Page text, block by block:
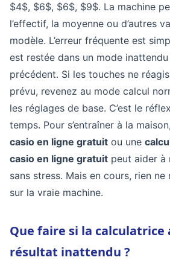
$4$, $6$, $6$, $9$. La machine
l’effectif, la moyenne ou d’autres
modèle. L’erreur fréquente est
est restée dans un mode
précédent. Si les touches ne
prévu, revenez au mode calcul
les réglages de base. C’est le
temps. Pour s’entraîner à la
casio en ligne gratuit ou une
casio en ligne gratuit peut aider à
sans stress. Mais en cours, rien ne
sur la vraie machine.
Que faire si la calculatrice
résultat inattendu ?